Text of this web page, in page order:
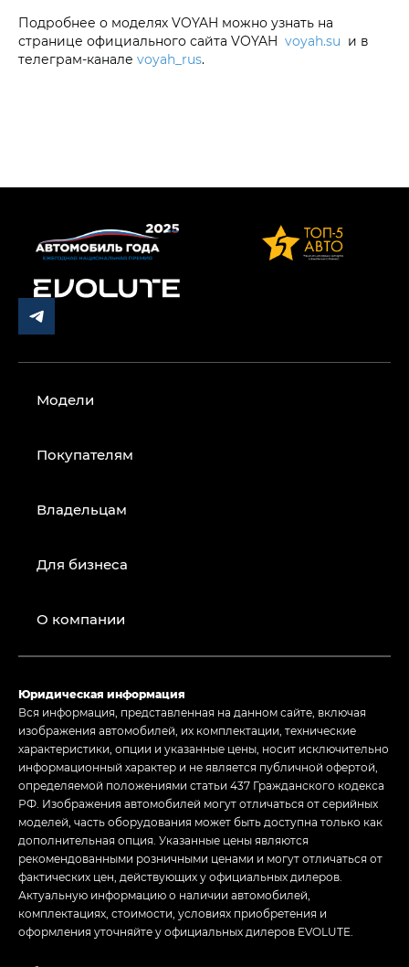
Подробнее о моделях VOYAH можно узнать на
странице официального сайта VOYAH voyah.su и в
телеграм-канале voyah_rus.
Модели
Покупателям
Владельцам
Для бизнеса
О компании
Юридическая информация
Вся информация, представленная на данном сайте, включая
изображения автомобилей, их комплектации, технические
характеристики, опции и указанные цены, носит исключительно
информационный характер и не является публичной офертой,
определяемой положениями статьи 437 Гражданского кодекса
РФ. Изображения автомобилей могут отличаться от серийных
моделей, часть оборудования может быть доступна только как
дополнительная опция. Указанные цены являются
рекомендованными розничными ценами и могут отличаться от
фактических цен, действующих у официальных дилеров.
Актуальную информацию о наличии автомобилей,
комплектациях, стоимости, условиях приобретения и
оформления уточняйте у официальных дилеров EVOLUTE.